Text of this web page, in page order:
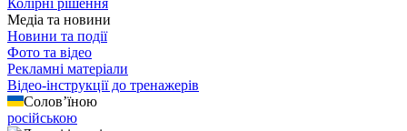
Колірні рішення
Медіа та новини
Новини та події
Фото та відео
Рекламні матеріали
Відео-інструкції до тренажерів
Солов’їною
російською